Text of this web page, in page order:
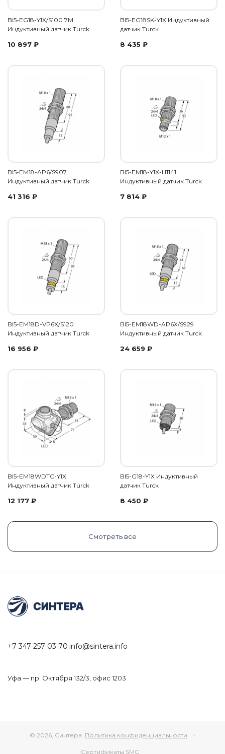
Bi5-EG18-Y1X/S100 7M
Индуктивный датчик Turck
10 897 ₽
BI5-EG18SK-Y1X Индуктивный
датчик Turck
8 435 ₽
BI5-EM18-AP6/S907
Индуктивный датчик Turck
41 316 ₽
BI5-EM18-Y1X-H1141
Индуктивный датчик Turck
7 814 ₽
BI5-EM18D-VP6X/S120
Индуктивный датчик Turck
16 956 ₽
BI5-EM18WD-AP6X/S929
Индуктивный датчик Turck
24 659 ₽
BI5-EM18WDTC-Y1X
Индуктивный датчик Turck
12 177 ₽
BI5-G18-Y1X Индуктивный
датчик Turck
8 450 ₽
Смотреть все
+7 347 257 03 70 info@sintera.info
Уфа — пр. Октября 132/3, офис 1203
© 2026, Синтера. Политика конфиденциальности ·
Сертификаты SMC